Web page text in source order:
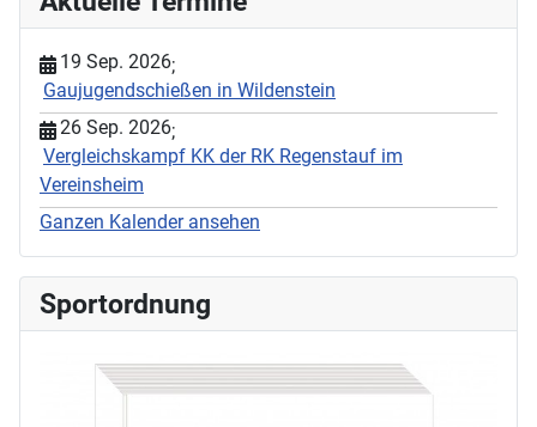
19 Sep. 2026;
Gaujugendschießen in Wildenstein
26 Sep. 2026;
Vergleichskampf KK der RK Regenstauf im
Vereinsheim
Ganzen Kalender ansehen
Sportordnung